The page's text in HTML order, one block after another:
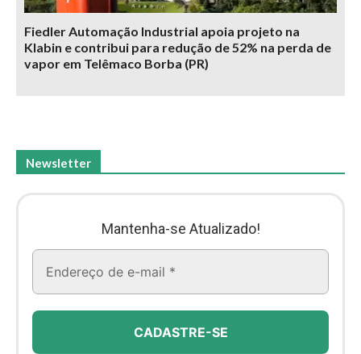
Fiedler Automação Industrial apoia projeto na
Klabin e contribui para redução de 52% na perda de
vapor em Telêmaco Borba (PR)
Newsletter
Mantenha-se Atualizado!